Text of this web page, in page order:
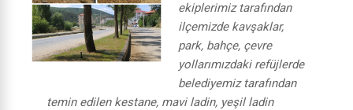
ekiplerimiz tarafından
ilçemizde kavşaklar,
park, bahçe, çevre
yollarımızdaki refüjlerde
belediyemiz tarafından
temin edilen kestane, mavi ladin, yeşil ladin